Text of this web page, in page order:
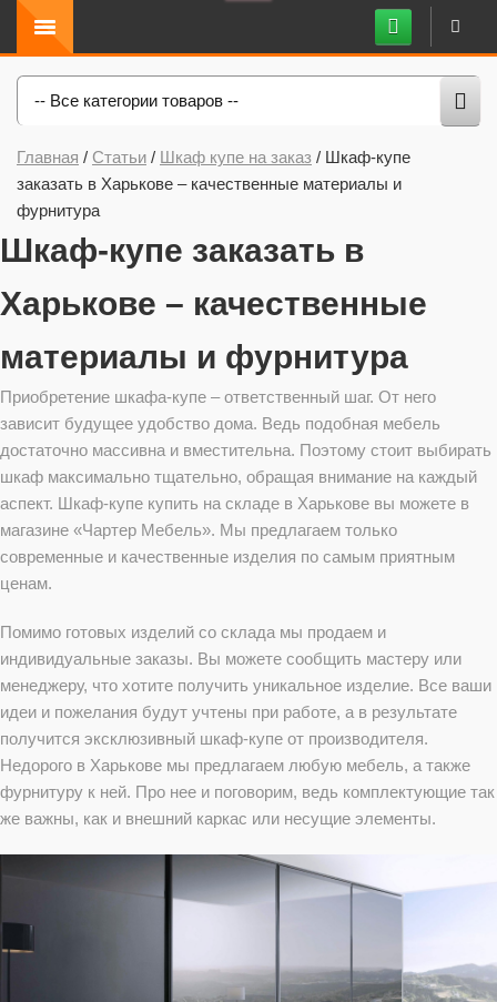
-- Все категории товаров --
Главная / Статьи / Шкаф купе на заказ / Шкаф-купе
заказать в Харькове – качественные материалы и
фурнитура
Шкаф-купе заказать в
Харькове – качественные
материалы и фурнитура
Приобретение шкафа-купе – ответственный шаг. От него
зависит будущее удобство дома. Ведь подобная мебель
достаточно массивна и вместительна. Поэтому стоит выбирать
шкаф максимально тщательно, обращая внимание на каждый
аспект. Шкаф-купе купить на складе в Харькове вы можете в
магазине «Чартер Мебель». Мы предлагаем только
современные и качественные изделия по самым приятным
ценам.
Помимо готовых изделий со склада мы продаем и
индивидуальные заказы. Вы можете сообщить мастеру или
менеджеру, что хотите получить уникальное изделие. Все ваши
идеи и пожелания будут учтены при работе, а в результате
получится эксклюзивный шкаф-купе от производителя.
Недорого в Харькове мы предлагаем любую мебель, а также
фурнитуру к ней. Про нее и поговорим, ведь комплектующие так
же важны, как и внешний каркас или несущие элементы.